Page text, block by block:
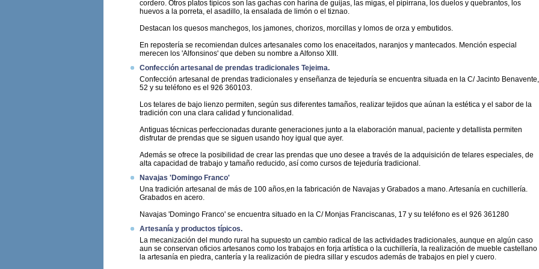
cordero. Otros platos típicos son las gachas con harina de guijas, las migas, el pipirrana, los duelos y quebrantos, los
huevos a la porreta, el asadillo, la ensalada de limón o el tiznao.
Destacan los quesos manchegos, los jamones, chorizos, morcillas y lomos de orza y embutidos.
En repostería se recomiendan dulces artesanales como los enaceitados, naranjos y mantecados. Mención especial
merecen los 'Alfonsinos' que deben su nombre a Alfonso XIII.
Confección artesanal de prendas tradicionales Tejeima.
Confección artesanal de prendas tradicionales y enseñanza de tejeduría se encuentra situada en la C/ Jacinto Benavente,
52 y su teléfono es el 926 360103.
Los telares de bajo lienzo permiten, según sus diferentes tamaños, realizar tejidos que aúnan la estética y el sabor de la
tradición con una clara calidad y funcionalidad.
Antiguas técnicas perfeccionadas durante generaciones junto a la elaboración manual, paciente y detallista permiten
disfrutar de prendas que se siguen usando hoy igual que ayer.
Además se ofrece la posibilidad de crear las prendas que uno desee a través de la adquisición de telares especiales, de
alta capacidad de trabajo y tamaño reducido, así como cursos de tejeduría tradicional.
Navajas 'Domingo Franco'
Una tradición artesanal de más de 100 años,en la fabricación de Navajas y Grabados a mano. Artesanía en cuchillería.
Grabados en acero.
Navajas 'Domingo Franco' se encuentra situado en la C/ Monjas Franciscanas, 17 y su teléfono es el 926 361280
Artesanía y productos típicos.
La mecanización del mundo rural ha supuesto un cambio radical de las actividades tradicionales, aunque en algún caso
aun se conservan oficios artesanos como los trabajos en forja artística o la cuchillería, la realización de mueble castellano
la artesanía en piedra, cantería y la realización de piedra sillar y escudos además de trabajos en piel y cuero.